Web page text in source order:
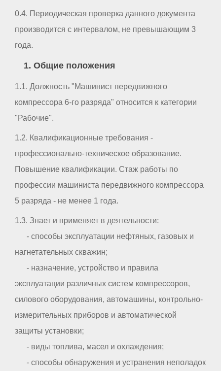
0.4. Периодическая проверка данного документа
производится с интервалом, не превышающим 3
года.
1. Общие положения
1.1. Должность "Машинист передвижного
компрессора 6-го разряда" относится к категории
"Рабочие".
1.2. Квалификационные требования -
профессионально-техническое образование.
Повышение квалификации. Стаж работы по
профессии машиниста передвижного компрессора
5 разряда - не менее 1 года.
1.3. Знает и применяет в деятельности:
- способы эксплуатации нефтяных, газовых и
нагнетательных скважин;
- назначение, устройство и правила
эксплуатации различных систем компрессоров,
силового оборудования, автомашины, контрольно-
измерительных приборов и автоматической
защиты установки;
- виды топлива, масел и охлаждения;
- способы обнаружения и устранения неполадок